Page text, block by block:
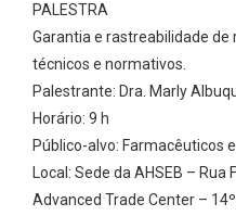
PALESTRA
Garantia e rastreabilidade
técnicos e normativos.
Palestrante: Dra. Marly
Horário: 9 h
Público-alvo: Farmacêuticos
Local: Sede da AHSEB – Rua
Advanced Trade Center –